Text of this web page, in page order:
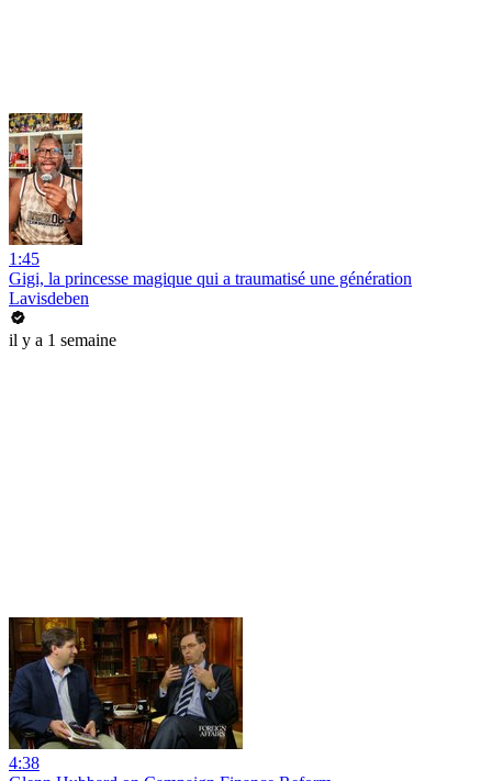
1:45
Gigi, la princesse magique qui a traumatisé une génération
Lavisdeben
il y a 1 semaine
4:38